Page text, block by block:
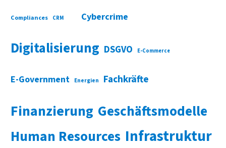
Compliances CRM Cybercrime
Digitalisierung DSGVO E-Commerce
E-Government Energien Fachkräfte
Finanzierung Geschäftsmodelle
Human Resources Infrastruktur